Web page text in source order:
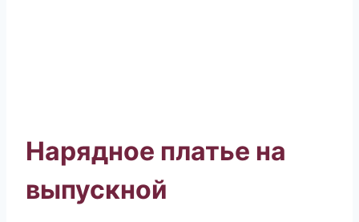
Нарядное платье на
выпускной